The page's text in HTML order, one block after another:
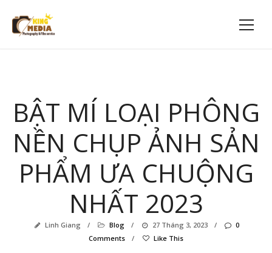
BẬT MÍ LOẠI PHÔNG
NỀN CHỤP ẢNH SẢN
PHẨM ƯA CHUỘNG
NHẤT 2023
Linh Giang / Blog / 27 Tháng 3, 2023 /
0
Comments
/ Like This